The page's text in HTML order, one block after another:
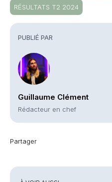
PUBLIÉ PAR
Guillaume Clément
Rédacteur en chef
Partager
RÉSULTATS T2 2024